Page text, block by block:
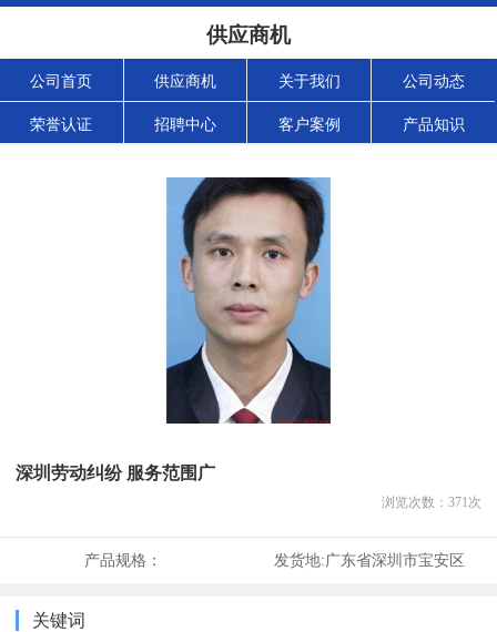
供应商机
公司首页 供应商机 关于我们 公司动态
荣誉认证 招聘中心 客户案例 产品知识
深圳劳动纠纷 服务范围广
浏览次数： 371次
产品规格： 发货地:广东省深圳市宝安区
关键词